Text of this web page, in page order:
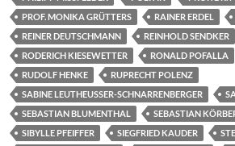
PROF. MONIKA GRÜTTERS
RAINER ERDEL
REINER DEUTSCHMANN
REINHOLD SENDKER
RODERICH KIESEWETTER
RONALD POFALLA
RUDOLF HENKE
RUPRECHT POLENZ
SABINE LEUTHEUSSER-SCHNARRENBERGER
SEBASTIAN BLUMENTHAL
SEBASTIAN
SIBYLLE PFEIFFER
SIEGFRIED KAUDER